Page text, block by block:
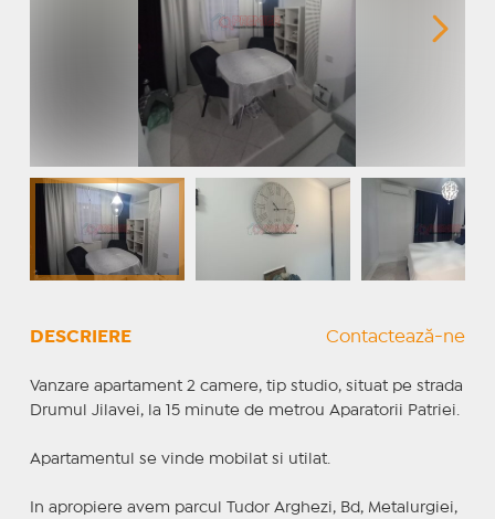
DESCRIERE Contactează-ne
Vanzare apartament 2 camere, tip studio, situat pe strada
Drumul Jilavei, la 15 minute de metrou Aparatorii Patriei.
Apartamentul se vinde mobilat si utilat.
In apropiere avem parcul Tudor Arghezi, Bd, Metalurgiei,